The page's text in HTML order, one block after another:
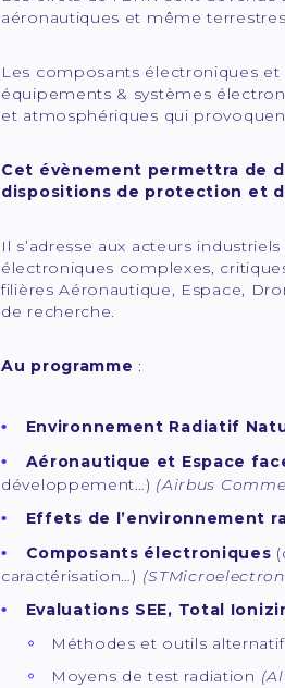
aéronautiques et même
Les composants électroniques
équipements & systèmes
et atmosphériques qui
Cet évènement permettra de
dispositions de protection et
Il s’adresse aux acteurs
électroniques complexes,
filières Aéronautique, Espace,
de recherche.
Au programme :
Environnement Radiatif
Aéronautique et Espace
développement…) (Airbus
Effets de l’environnement
Composants électroniques
caractérisation…)
Evaluations SEE, Total
Méthodes et outils
Moyens de test radiation